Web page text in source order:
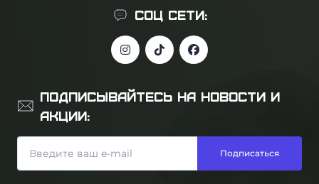
СОЦ СЕТИ:
ПОДПИСЫВАЙТЕСЬ НА НОВОСТИ И
АКЦИИ:
Подписаться